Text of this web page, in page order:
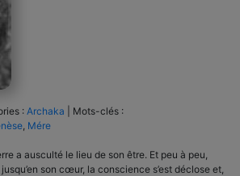
: Archaka
Mots-clés :
Mére
a ausculté le lieu de son être. Et peu à peu,
son cœur, la conscience s’est déclose et,